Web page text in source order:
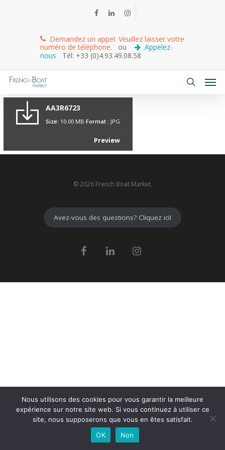
Demandez un appel. Veuillez laisser votre
numéro de téléphone. ou
Appelez-
nous
Tél: +33 (0)4.93.49.08.58
AA3R6723
Size: 10.00 MB Format : JPG
Preview
© 2026 French Boat Market.
Avez-vous des questions? Cliquez ici!
Nous utilisons des cookies pour vous garantir la meilleure
expérience sur notre site web. Si vous continuez à utiliser ce
site, nous supposerons que vous en êtes satisfait.
OK
Non